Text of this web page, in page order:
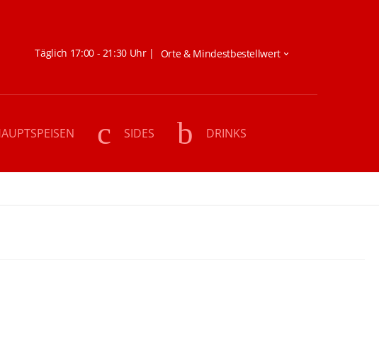
Täglich 17:00 - 21:30 Uhr |
SIDES DRINKS